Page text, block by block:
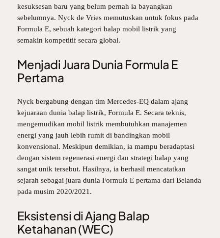
kesuksesan baru yang belum pernah ia bayangkan
sebelumnya. Nyck de Vriesmemutuskan untuk fokus pada
Formula E, sebuah kategori balap mobil listrik yang
semakin kompetitif secara global.
Menjadi Juara Dunia Formula E
Pertama
Nyck bergabung dengan tim Mercedes-EQ dalam ajang
kejuaraan dunia balap listrik, Formula E. Secara teknis,
mengemudikan mobil listrik membutuhkan manajemen
energi yang jauh lebih rumit di bandingkan mobil
konvensional. Meskipun demikian, ia mampu beradaptasi
dengan sistem regenerasi energi dan strategi balap yang
sangat unik tersebut. Hasilnya, ia berhasil mencatatkan
sejarah sebagai juara dunia Formula E pertama dari Belanda
pada musim 2020/2021.
Eksistensi di Ajang Balap
Ketahanan (WEC)